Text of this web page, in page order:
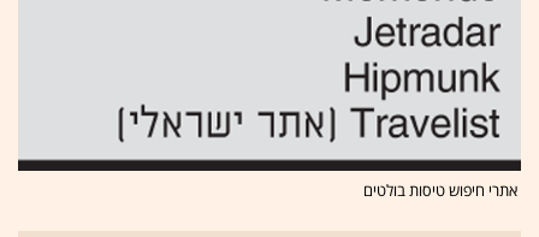
אתרי חיפוש טיסות בולטים